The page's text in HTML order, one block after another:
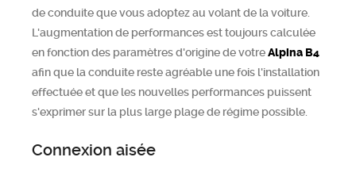
de conduite que vous adoptez au volant de la voiture.
L'augmentation de performances est toujours calculée
en fonction des paramètres d'origine de votreAlpina B4
afin que la conduite reste agréable une fois l'installation
effectuée et que les nouvelles performances puissent
s'exprimer sur la plus large plage de régime possible.
Connexion aisée